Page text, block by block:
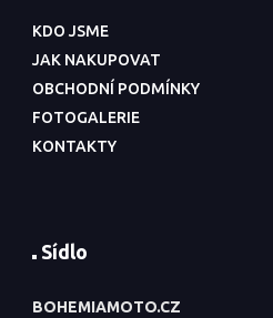
KDO JSME
JAK NAKUPOVAT
OBCHODNÍ PODMÍNKY
FOTOGALERIE
KONTAKTY
Sídlo
BOHEMIAMOTO.CZ